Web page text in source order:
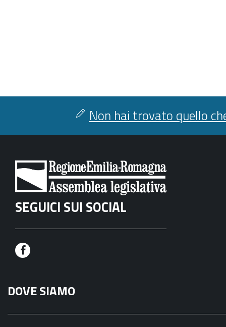
Non hai trovato quello
SEGUICI SUI SOCIAL
F
c
e
DOVE SIAMO